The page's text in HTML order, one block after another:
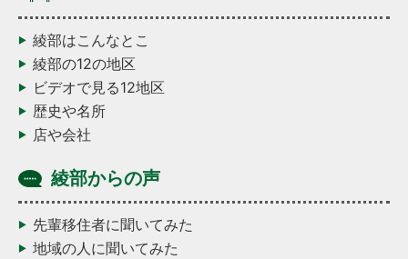
綾部はこんなとこ
綾部の12の地区
ビデオで見る12地区
歴史や名所
店や会社
綾部からの声
先輩移住者に聞いてみた
地域の人に聞いてみた